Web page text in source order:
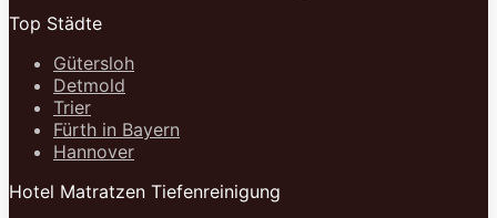
Top Städte
Gütersloh
Detmold
Trier
Fürth in Bayern
Hannover
Hotel Matratzen Tiefenreinigung